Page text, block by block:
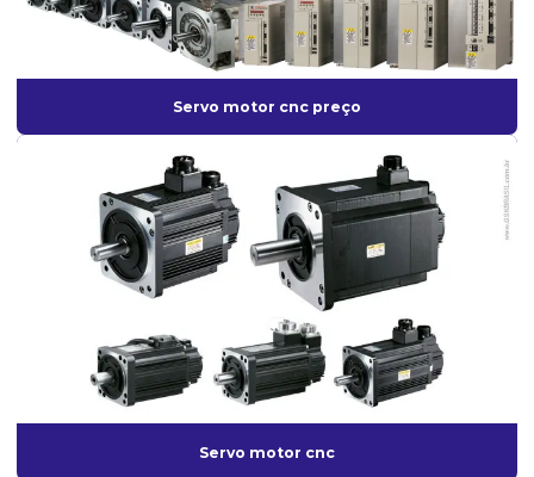
Servo motor industrial
Servo motor preço
Torno cnc
Torno cnc preço
Venda de servo motor
Servo motor cnc preço
Servo motor cnc